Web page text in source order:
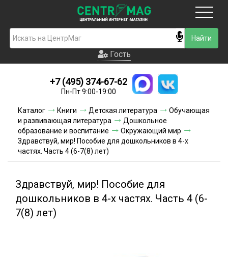
Гость
Новинки
Условия доставки
Условия оплаты
Контакты
Гость
+7 (495) 374-67-62
Пн-Пт 9:00-19:00
Каталог Книги Детская литература
Обучающая
и развивающая литература
Дошкольное
образование и воспитание
Окружающий мир
Здравствуй, мир! Пособие для дошкольников в 4-х
частях. Часть 4 (6-7(8) лет)
Здравствуй, мир! Пособие для
дошкольников в 4-х частях. Часть 4 (6-
7(8) лет)